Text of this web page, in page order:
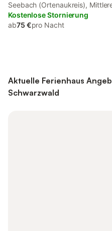
Seebach (Ortenaukreis),
Schwarzwald
Kostenlose Stornierung
ab75 €pro Nacht
Aktuelle Ferienhaus
Schwarzwald